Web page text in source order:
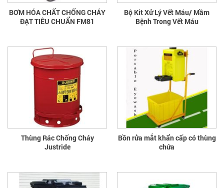
BƠM HÓA CHẤT CHỐNG CHÁY
ĐẠT TIÊU CHUẨN FM81
Bộ Kit Xử Lý Vết Máu/ Mầm
Bệnh Trong Vết Máu
Thùng Rác Chống Cháy
Justride
Bồn rửa mắt khẩn cấp có thùng
chứa